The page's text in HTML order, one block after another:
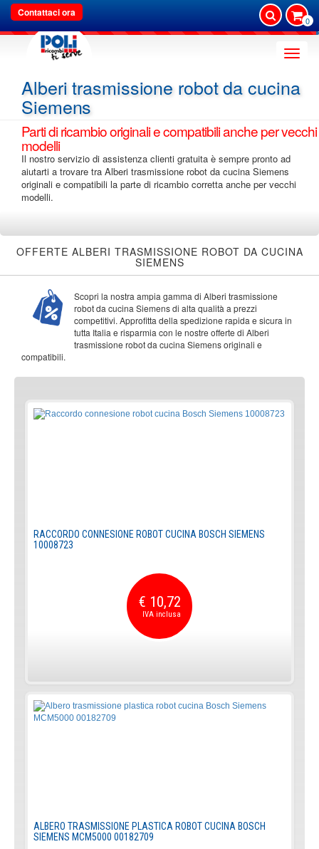
Contattaci ora
0
Toggle
Alberi trasmissione robot da cucina
Siemens
Parti di ricambio originali e compatibili anche per vecchi
modelli
Il nostro servizio di assistenza clienti gratuita è sempre pronto ad
aiutarti a trovare tra Alberi trasmissione robot da cucina Siemens
originali e compatibili la parte di ricambio corretta anche per vecchi
modelli.
OFFERTE ALBERI TRASMISSIONE ROBOT DA CUCINA
SIEMENS
Scopri la nostra ampia gamma di Alberi trasmissione
robot da cucina Siemens di alta qualità a prezzi
competitivi. Approfitta della spedizione rapida e sicura in
tutta Italia e risparmia con le nostre offerte di Alberi
trasmissione robot da cucina Siemens originali e
compatibili.
RACCORDO CONNESIONE ROBOT CUCINA BOSCH SIEMENS
10008723
€ 10,72
ALBERO TRASMISSIONE PLASTICA ROBOT CUCINA BOSCH
SIEMENS MCM5000 00182709